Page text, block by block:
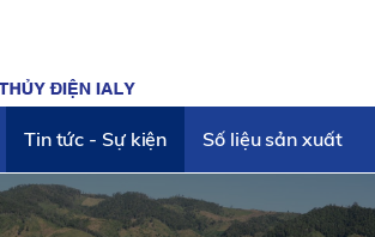
Tin tức - Sự kiện Số liệu sản xuất